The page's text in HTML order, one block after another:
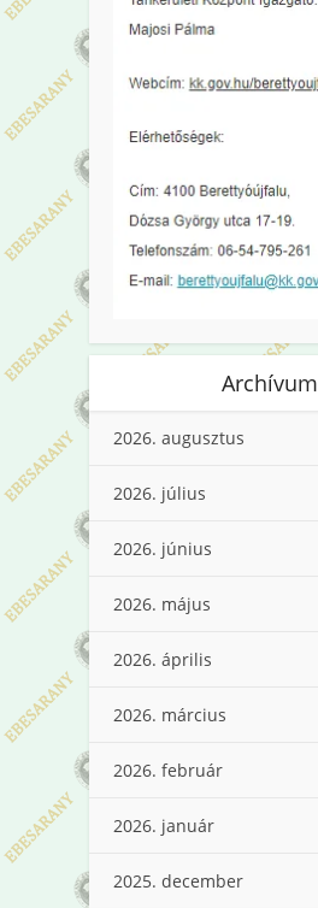
Archívum
2026. augusztus
2026. július
2026. június
2026. május
2026. április
2026. március
2026. február
2026. január
2025. december